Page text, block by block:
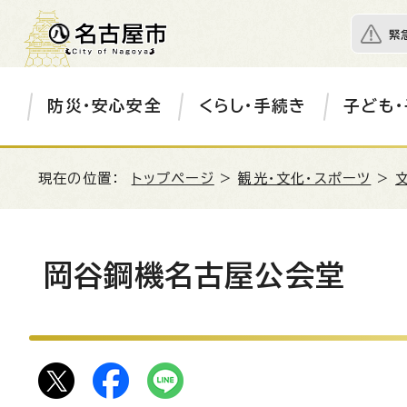
緊
防災・安心安全 くらし・手続き 子ども
現在の位置： トップページ >観光・文化・スポーツ >
岡谷鋼機名古屋公会堂